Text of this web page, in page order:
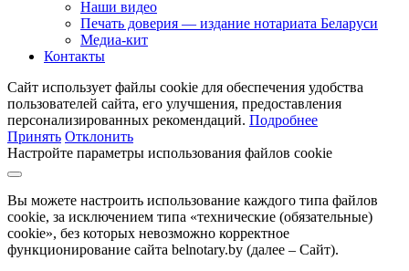
Наши видео
Печать доверия — издание нотариата Беларуси
Медиа-кит
Контакты
Сайт использует файлы cookie для обеспечения удобства
пользователей сайта, его улучшения, предоставления
персонализированных рекомендаций. Подробнее
Принять Отклонить
Настройте параметры использования файлов cookie
Вы можете настроить использование каждого типа файлов
cookie, за исключением типа «технические (обязательные)
cookie», без которых невозможно корректное
функционирование сайта belnotary.by (далее – Сайт).